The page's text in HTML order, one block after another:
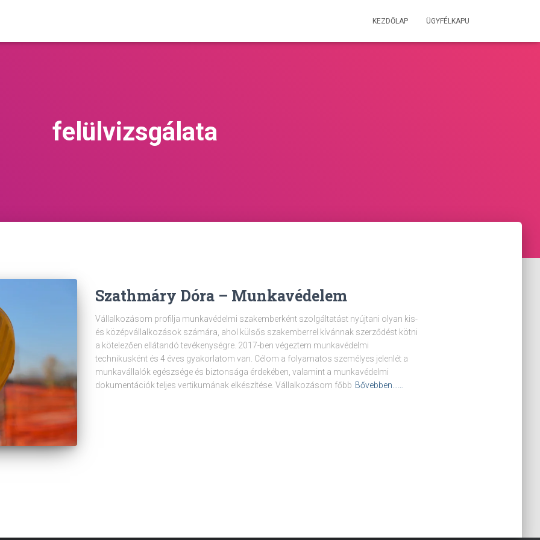
KEZDŐLAP ÜGYFÉLKAPU
felülvizsgálata
Szathmáry Dóra – Munkavédelem
Vállalkozásom profilja munkavédelmi szakemberként szolgáltatást nyújtani olyan kis-
és középvállalkozások számára, ahol külsős szakemberrel kívánnak szerződést kötni
a kötelezően ellátandó tevékenységre. 2017-ben végeztem munkavédelmi
technikusként és 4 éves gyakorlatom van. Célom a folyamatos személyes jelenlét a
munkavállalók egészsége és biztonsága érdekében, valamint a munkavédelmi
dokumentációk teljes vertikumának elkészítése. Vállalkozásom főbb Bővebben……